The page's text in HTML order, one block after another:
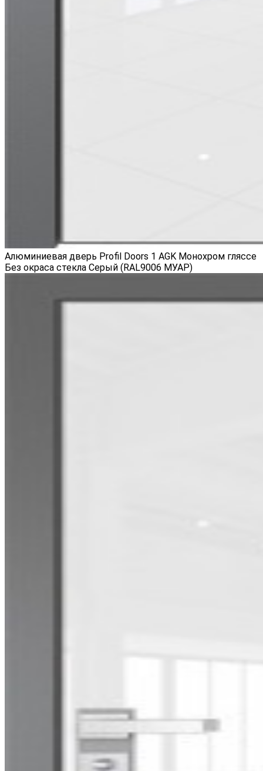
Алюминиевая дверь Profil Doors 1 AGK Монохром гляссе
Без окраса стекла Серый (RAL9006 МУАР)